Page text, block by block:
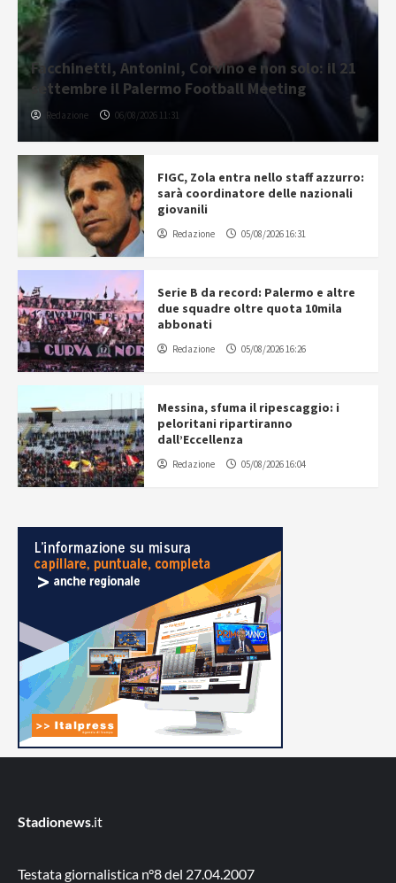
Facchinetti, Antonini, Corvino e non solo: il 21
settembre il Palermo Football Meeting
Redazione 06/08/2026 11:31
FIGC, Zola entra nello staff azzurro:
sarà coordinatore delle nazionali
giovanili
Redazione 05/08/2026 16:31
Serie B da record: Palermo e altre
due squadre oltre quota 10mila
abbonati
Redazione 05/08/2026 16:26
Messina, sfuma il ripescaggio: i
peloritani ripartiranno
dall’Eccellenza
Redazione 05/08/2026 16:04
Stadionews.it
Testata giornalistica n°8 del 27.04.2007